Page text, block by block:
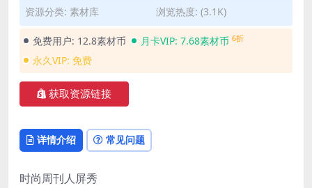
资源分类: 素材库 浏览热度: (3.1K)
免费用户: 12.8素材币 月卡VIP: 7.68素材币 6折
永久VIP: 免费
获取资源链接
详情介绍 常见问题
时尚周刊人屏秀